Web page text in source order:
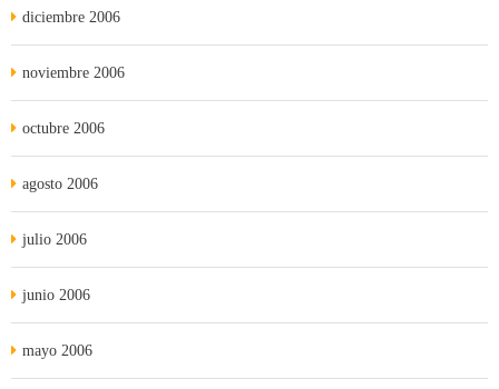
diciembre 2006
noviembre 2006
octubre 2006
agosto 2006
julio 2006
junio 2006
mayo 2006